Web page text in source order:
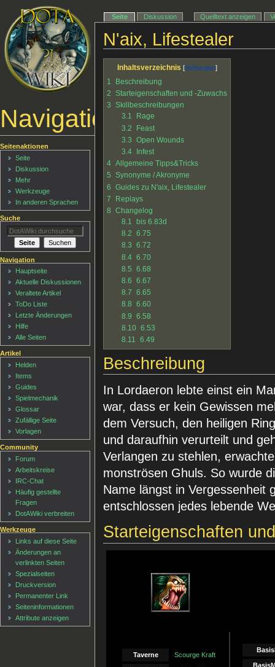
N'aix, Lifestealer
Inhaltsverzeichnis
1
Beschreibung
2 Starteigenschaften und -Zuwachs
3 Skillbeschreibungen
3.1
Rage
3.2
Feast
3.3 Open Wounds
3.4
Infest
4 Allgemeine Tipps&Tricks
5 Synonyme / Akronyme
6 Guides zu N'aix, Lifestealer
7
Replays
8 Changelog
8.1
bis 6.83d
8.2 6.75
8.3 6.72
8.4 6.70
8.5 6.68
8.6 6.67
8.7 6.65
8.8 6.60
8.9 6.58
8.10 6.53
8.11 6.49
Beschreibung
In Lordaeron lebte einst ein
war, dass er kein Gewissen
dem Versuch, den heiligen
und daraufhin verurteilt und
Verlangen zu stehlen,
monströsen Ghuls. So wurde
Name längst in Vergessenheit
entschlossen jedes lebende
Starteigenschaften
Taverne Scourge Kraft
Navigationsmenü
Seite Diskussion Quelltext anzeigen
Seitenaktionen
Seite
Diskussion
Mehr
Werkzeuge
In anderen Sprachen
Suche
Navigation
Hauptseite
Aktuelle Diskussionen
Veraltete Artikel
ToDo Liste
Letzte Änderungen
Hilfe
Alle Seiten
Artikel
Helden
Items
Guides
Spielmechanik
Glossar
Zufällige Seite
Vorlagen
Community
Forum
Arbeitskreise
IRC-Chat
Häufig gestellte
Fragen
DotAWiki verbreiten
Werkzeuge
Links auf diese Seite
Änderungen an
verlinkten Seiten
Spezialseiten
Druckversion
Permanenter Link
Seiten­informationen
Attribute anzeigen